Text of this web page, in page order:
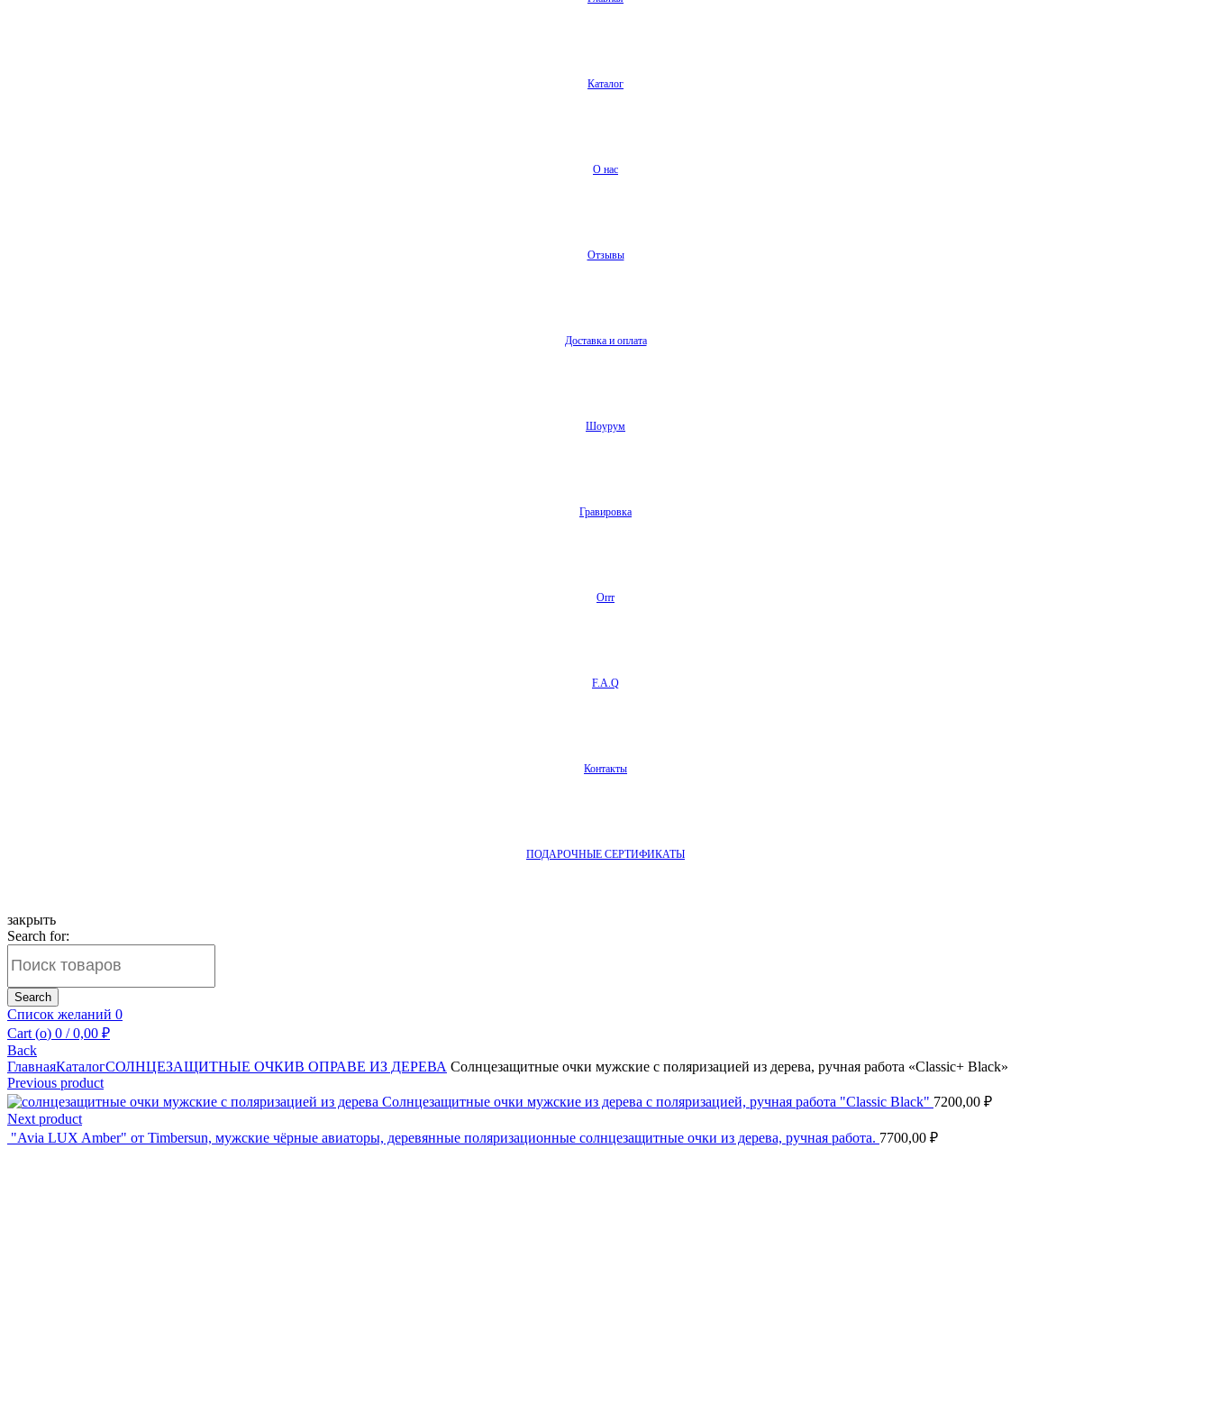
Каталог
О нас
Отзывы
Доставка и оплата
Шоурум
Гравировка
Опт
F.A.Q
Контакты
ПОДАРОЧНЫЕ СЕРТИФИКАТЫ
закрыть
Search for:
Search
Список желаний 0
Cart (o) 0 / 0,00 ₽
Back
ГлавнаяКаталогСОЛНЦЕЗАЩИТНЫЕ ОЧКИВ ОПРАВЕ ИЗ ДЕРЕВА Солнцезащитные очки мужские с поляризацией из дерева, ручная работа «Classic+ Black»
Previous product
Солнцезащитные очки мужские из дерева с поляризацией, ручная работа "Classic Black" 7200,00 ₽
Next product
"Avia LUX Amber" от Timbersun, мужские чёрные авиаторы, деревянные поляризационные солнцезащитные очки из дерева, ручная работа. 7700,00 ₽